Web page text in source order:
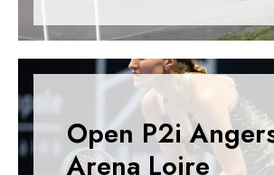
Open P2i
Arena Loire